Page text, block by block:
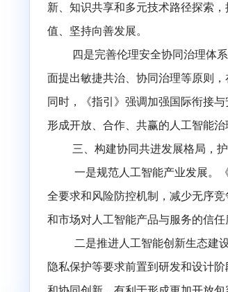
置的系统性治理要求。例如，
时处置；要求设置事故信息追
三是引导人工智能向善发
公。《指引》强调公平包容、
新、知识共享和多元技术路径
值、坚持向善发展。
四是完善伦理安全协同治
面提出敏捷共治、协同治理等
形成开放、合作、共赢的人工智
三、
构建协同共进发展格